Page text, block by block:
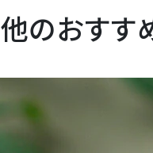
他のおすす